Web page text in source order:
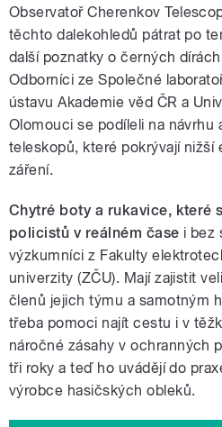
Observatoř Cherenkov
těchto dalekohledů pátrat po
další poznatky o černých
Odborníci ze Společné
ústavu Akademie věd ČR a
Olomouci se podíleli na návrhu
teleskopů, které pokrývají nižší
záření.
Chytré boty a rukavice, které
policistů v reálném čase i bez
výzkumníci z Fakulty
univerzity (ZČU). Mají zajistit
členů jejich týmu a samotným
třeba pomoci najít cestu i v
náročné zásahy v ochranných
tři roky a teď ho uvádějí do
výrobce hasičských obleků.